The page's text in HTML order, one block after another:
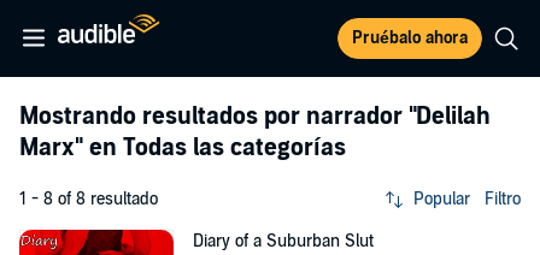
Pruébalo ahora
Mostrando resultados por narrador "Delilah
Marx" en Todas las categorías
1 - 8 of 8 resultado Popular Filtro
Diary of a Suburban Slut